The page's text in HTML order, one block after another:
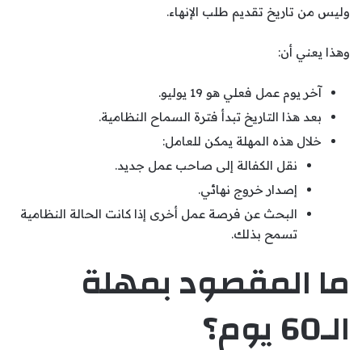
وليس من تاريخ تقديم طلب الإنهاء.
وهذا يعني أن:
آخر يوم عمل فعلي هو 19 يوليو.
بعد هذا التاريخ تبدأ فترة السماح النظامية.
خلال هذه المهلة يمكن للعامل:
نقل الكفالة إلى صاحب عمل جديد.
إصدار خروج نهائي.
البحث عن فرصة عمل أخرى إذا كانت الحالة النظامية
تسمح بذلك.
ما المقصود بمهلة
الـ60 يوم؟